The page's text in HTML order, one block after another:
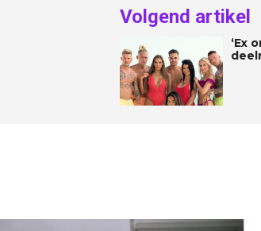
Volgend artikel
‘Ex